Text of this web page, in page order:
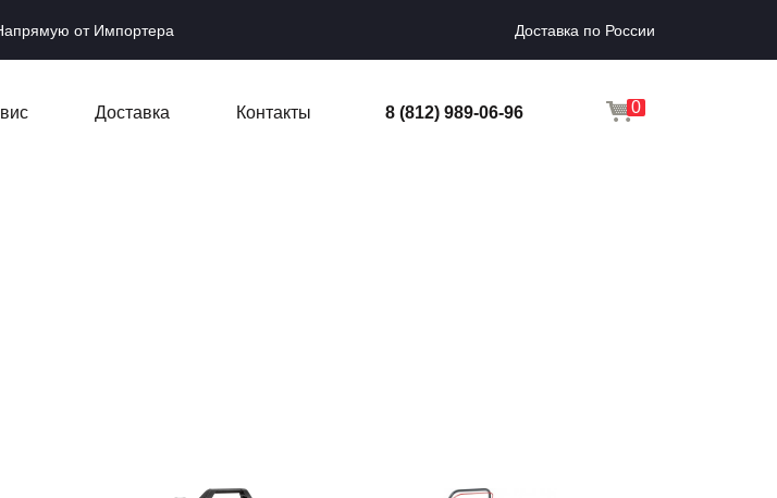
от Импортера Доставка по России
Доставка Контакты 8 (812) 989-06-96 0